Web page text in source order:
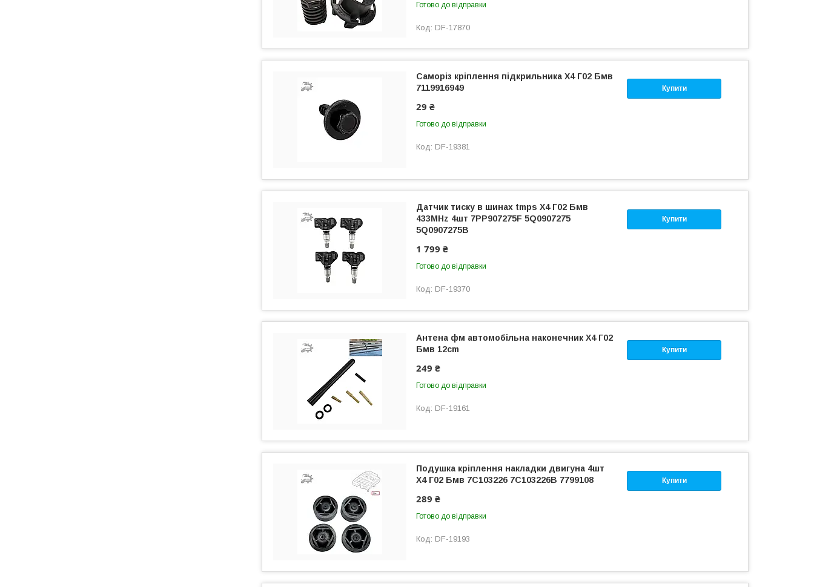
Готово до відправки
DF-17870
Купити
Саморіз кріплення підкрильника Х4 Г02 Бмв
7119916949
29 ₴
Готово до відправки
DF-19381
Купити
Датчик тиску в шинах tmps Х4 Г02 Бмв
433MHz 4шт 7PP907275F 5Q0907275
5Q0907275B
1 799 ₴
Готово до відправки
DF-19370
Купити
Антена фм автомобільна наконечник Х4 Г02
Бмв 12cm
249 ₴
Готово до відправки
DF-19161
Купити
Подушка кріплення накладки двигуна 4шт
Х4 Г02 Бмв 7C103226 7C103226B 7799108
289 ₴
Готово до відправки
DF-19193